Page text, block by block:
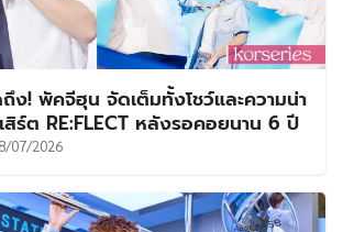
ง! พัคจีฮุน จัดเต็มทั้งโชว์และความน่า
ร์ต RE:FLECT หลังรอคอยนาน 6 ปี
07/2026